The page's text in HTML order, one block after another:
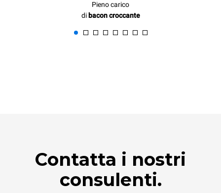
Pieno carico
di bacon croccante
Contatta i nostri
consulenti.